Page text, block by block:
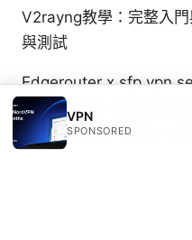
V2rayng教學：完整入
與測試
Edgerouter x sfp vpn
to configure
OpenVPN for home
VPN
SPONSORED